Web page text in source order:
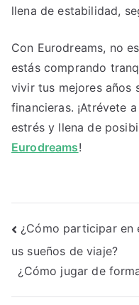
llena de estabilidad,
Con Eurodreams, no
estás comprando
vivir tus mejores años
financieras. ¡Atrévete
estrés y llena de
Eurodreams!
Navegación
de
entradas
¿Cómo participar
us sueños de viaje?
¿Cómo jugar de